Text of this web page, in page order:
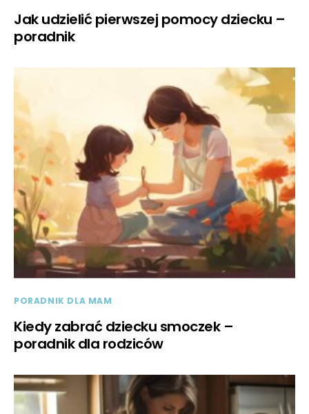
Jak udzielić pierwszej pomocy dziecku –
poradnik
PORADNIK DLA MAM
Kiedy zabrać dziecku smoczek –
poradnik dla rodziców